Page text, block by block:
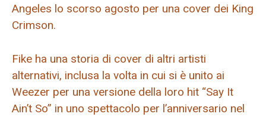
Angeles lo scorso agosto per una cover dei King
Crimson.
Fike ha una storia di cover di altri artisti
alternativi, inclusa la volta in cui si è unito ai
Weezer per una versione della loro hit “Say It
Ain’t So” in uno spettacolo per l’anniversario nel